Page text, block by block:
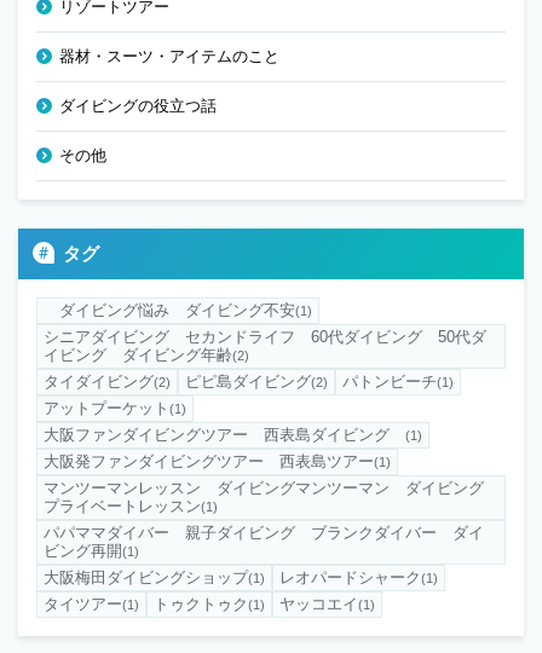
リゾートツアー
器材・スーツ・アイテムのこと
ダイビングの役立つ話
その他
タグ
ダイビング悩み ダイビング不安(1)
シニアダイビング セカンドライフ 60代ダイビング 50代ダ
イビング ダイビング年齢(2)
タイダイビング(2) ピピ島ダイビング(2) パトンビーチ(1)
アットプーケット (1)
大阪ファンダイビングツアー 西表島ダイビング (1)
大阪発ファンダイビングツアー 西表島ツアー(1)
マンツーマンレッスン ダイビングマンツーマン ダイビング
プライベートレッスン(1)
パパママダイバー 親子ダイビング ブランクダイバー ダイ
ビング再開(1)
大阪梅田ダイビングショップ(1) レオパードシャーク(1)
タイツアー(1) トゥクトゥク(1) ヤッコエイ(1)